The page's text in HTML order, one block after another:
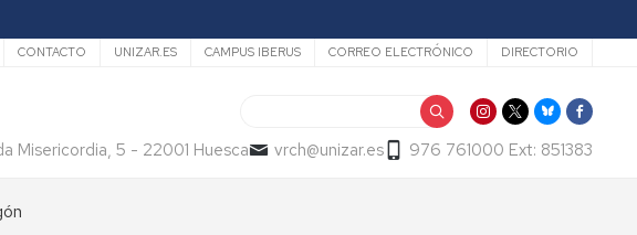
CONTACTO UNIZAR.ES CAMPUS IBERUS CORREO ELECTRÓNICO DIRECTORIO
Misericordia, 5 - 22001 Huesca vrch@unizar.es 976 761000 Ext: 851383